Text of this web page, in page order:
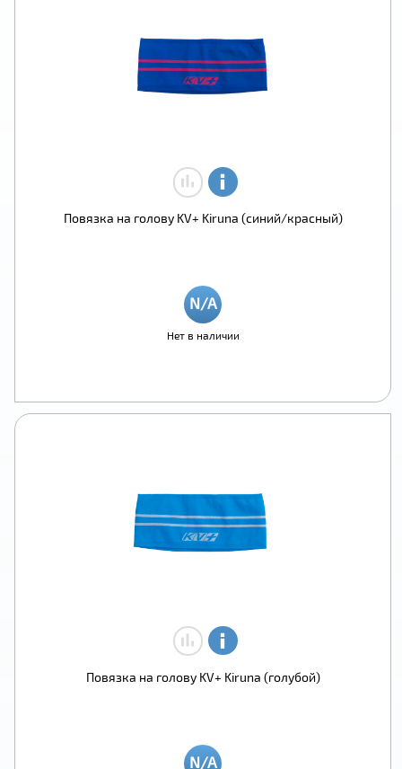
Повязка на голову KV+ Kiruna (синий/красный)
Нет в наличии
Повязка на голову KV+ Kiruna (голубой)